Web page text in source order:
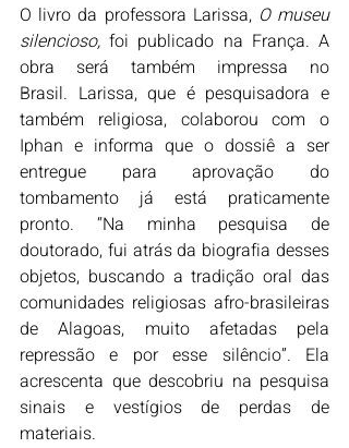
O livro da professora Larissa, O museu
silencioso, foi publicado na França. A
obra será também impressa no
Brasil. Larissa, que é pesquisadora e
também religiosa, colaborou com o
Iphan e informa que o dossiê a ser
entregue para aprovação do
tombamento já está praticamente
pronto. “Na minha pesquisa de
doutorado, fui atrás da biografia desses
objetos, buscando a tradição oral das
comunidades religiosas afro-brasileiras
de Alagoas, muito afetadas pela
repressão e por esse silêncio”. Ela
acrescenta que descobriu na pesquisa
sinais e vestígios de perdas de
materiais.